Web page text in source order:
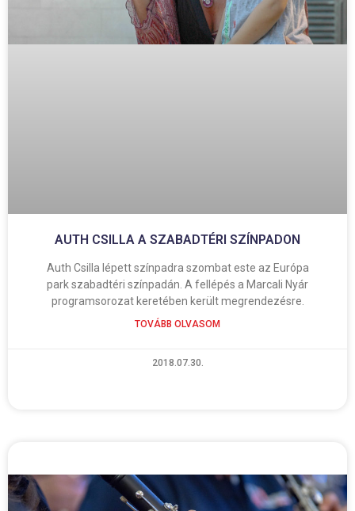
AUTH CSILLA A SZABADTÉRI SZÍNPADON
Auth Csilla lépett színpadra szombat este az Európa
park szabadtéri színpadán. A fellépés a Marcali Nyár
programsorozat keretében került megrendezésre.
TOVÁBB OLVASOM
2018.07.30.